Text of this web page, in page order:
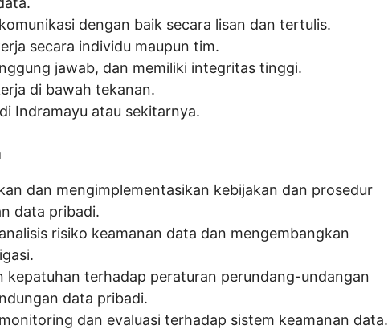
dengan baik secara lisan dan tertulis.
secara individu maupun tim.
jawab, dan memiliki integritas tinggi.
di bawah tekanan.
Indramayu atau sekitarnya.
dan mengimplementasikan kebijakan dan prosedur
data pribadi.
risiko keamanan data dan mengembangkan
kepatuhan terhadap peraturan perundang-undangan
data pribadi.
dan evaluasi terhadap sistem keamanan data.